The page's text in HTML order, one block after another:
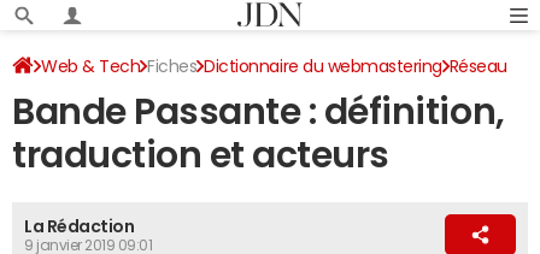
Web & Tech Fiches Dictionnaire du webmastering Réseau
Bande Passante : définition,
traduction et acteurs
La Rédaction
9 janvier 2019 09:01